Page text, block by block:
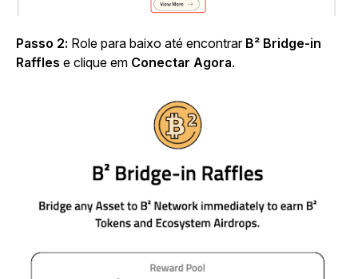
Passo 2: Role para baixo até encontrar B² Bridge-in
Raffles e clique em Conectar Agora.